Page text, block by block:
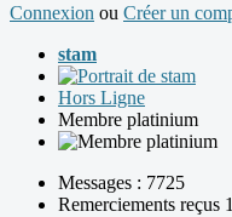
Connexion ou Créer un
stam
Hors Ligne
Membre platinium
Messages : 7725
Remerciements reçus